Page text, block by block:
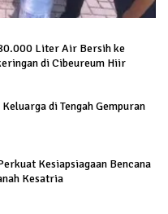
Liter Air Bersih ke
di Cibeureum Hiir
di Tengah Gempuran
Kesiapsiagaan Bencana
Kesatria